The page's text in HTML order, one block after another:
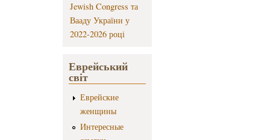
Jewish Congress та
Вааду України у
2022-2026 році
Еврейський
світ
Еврейские
женщины
Интересные